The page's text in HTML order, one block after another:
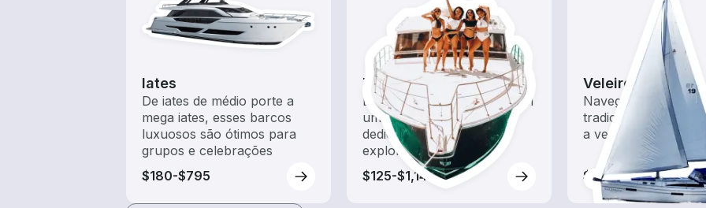
Iates
De iates de médio porte a
mega iates, esses barcos
luxuosos são ótimos para
grupos e celebrações
$180-$795
Tours
Explore as águas locais com
um aluguel de barco
dedicado a passeios e
exploração
$125-$1,145
Veleiros
Navegue com estes
tradicionais barcos
a vento
$70-$455